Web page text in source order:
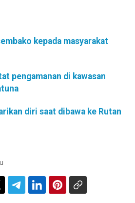
kepada masyarakat
pengamanan di kawasan
diri saat dibawa ke Rutan